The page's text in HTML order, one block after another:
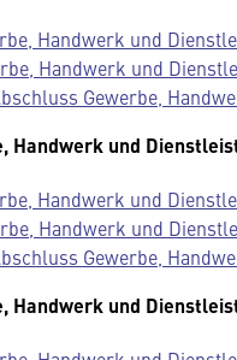
Handwerk und
Handwerk und
Gewerbe,
und
Handwerk und
Handwerk und
Gewerbe,
Handwerk und